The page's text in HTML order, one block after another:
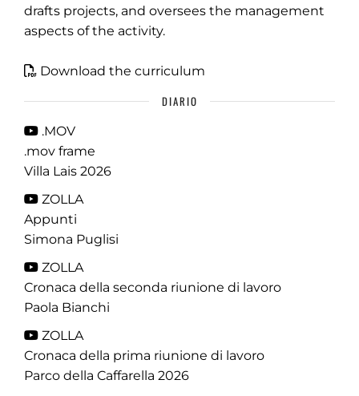
drafts projects, and oversees the management
aspects of the activity.
Download the curriculum
DIARIO
.MOV
.mov frame
Villa Lais 2026
ZOLLA
Appunti
Simona Puglisi
ZOLLA
Cronaca della seconda riunione di lavoro
Paola Bianchi
ZOLLA
Cronaca della prima riunione di lavoro
Parco della Caffarella 2026